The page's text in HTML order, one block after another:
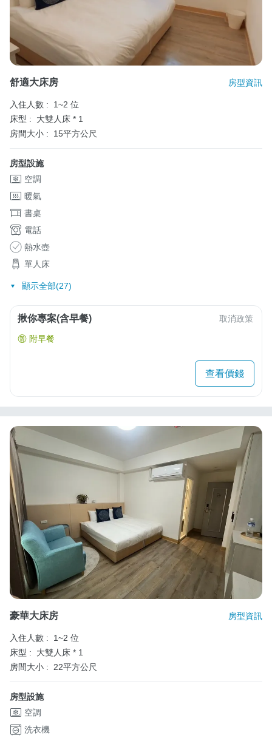
舒適大床房 房型資訊
入住人數 :
1~2 位
床型 :
大雙人床 * 1
房間大小 :
15平方公尺
房型設施
空調
暖氣
書桌
電話
熱水壺
單人床
顯示全部(27)
揪你專案(含早餐) 取消政策
附早餐
查看價錢
豪華大床房 房型資訊
入住人數 :
1~2 位
床型 :
大雙人床 * 1
房間大小 : 22平方公尺
房型設施
空調
洗衣機